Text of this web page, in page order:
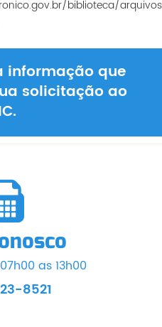
biblioteca/
informação que
solicitação ao
as 13h00
8521